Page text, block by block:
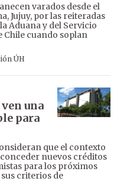
varados desde el
Jujuy, por las reiteradas
Aduana y del Servicio
Chile cuando soplan
ÚH
una
para
que el contexto
nuevos créditos
para los próximos
criterios de